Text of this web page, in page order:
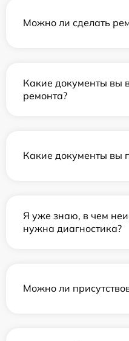
Можно ли сделать
Какие документы вы
ремонта?
Какие документы вы
Я уже знаю, в чем
нужна диагностика?
Можно ли